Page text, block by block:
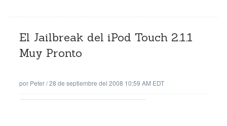
El Jailbreak del iPod Touch 2.1.1
Muy Pronto
por Peter/28 de septiembre del 2008 10:59 AM EDT